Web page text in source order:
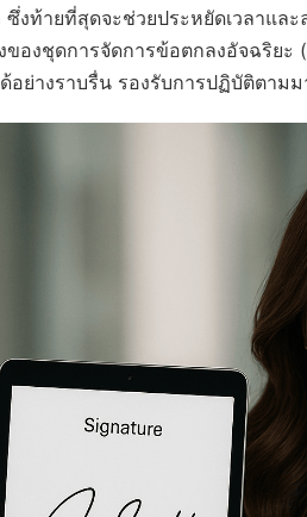
งท้ายที่สุดจะช่วยประหยัดเวลาแ
ของชุดการจัดการข้อตกลงอัจฉริยะ
ย่างราบรื่น รองรับการปฏิบัติตาม